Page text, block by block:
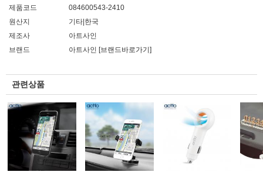
제품코드
084600543-2410
원산지
기타|한국
제조사
아트사인
브랜드
아트사인 [브랜드바로가기]
관련상품